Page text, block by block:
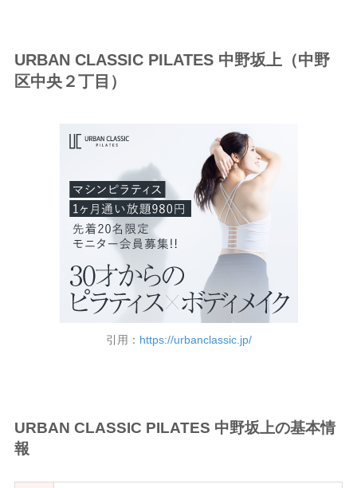
URBAN CLASSIC PILATES 中野坂上（中野
区中央２丁目）
引用： https://urbanclassic.jp/
URBAN CLASSIC PILATES 中野坂上の基本情
報